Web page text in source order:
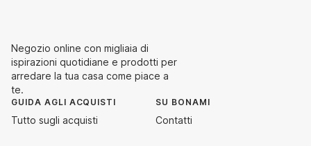
Negozio online con migliaia di
ispirazioni quotidiane e prodotti per
arredare la tua casa come piace a
te.
GUIDA AGLI ACQUISTI
Tutto sugli acquisti
SU BONAMI
Contatti